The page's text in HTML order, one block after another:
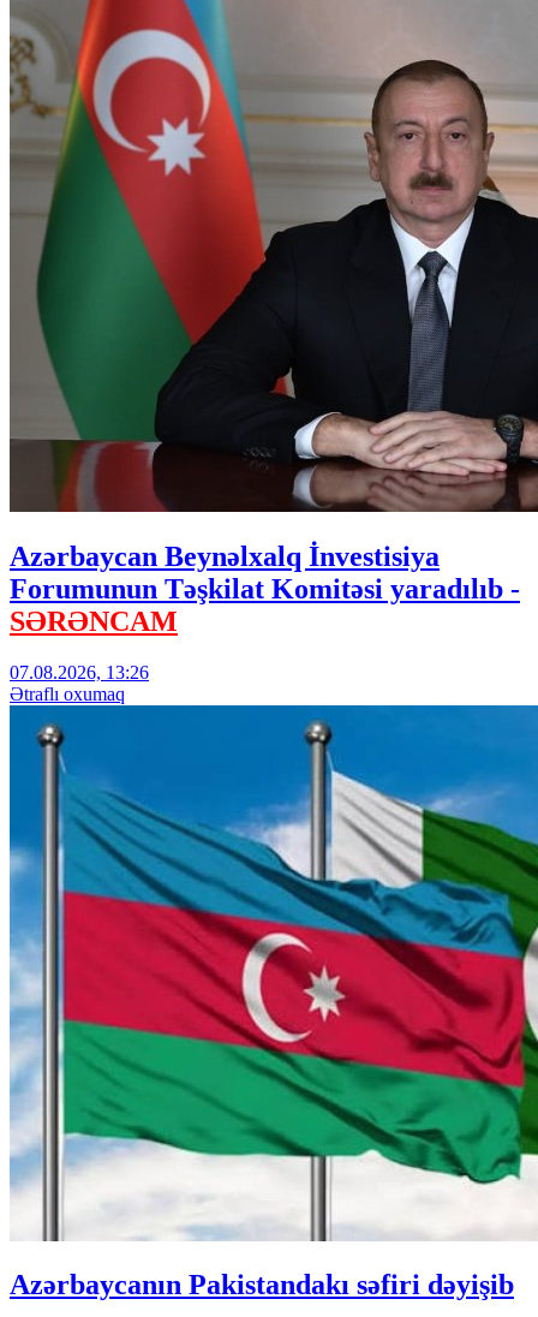
Azərbaycan Beynəlxalq İnvestisiya
Forumunun Təşkilat Komitəsi yaradılıb -
SƏRƏNCAM
07.08.2026, 13:26
Ətraflı oxumaq
Azərbaycanın Pakistandakı səfiri dəyişib